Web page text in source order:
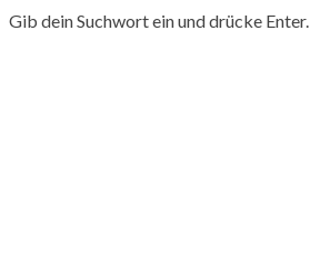
Gib dein Suchwort ein und drücke Enter.